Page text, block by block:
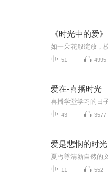
《时光中的爱》
51 4995
爱在-喜播时光
43 3577
爱是悲悯的时光
11 552